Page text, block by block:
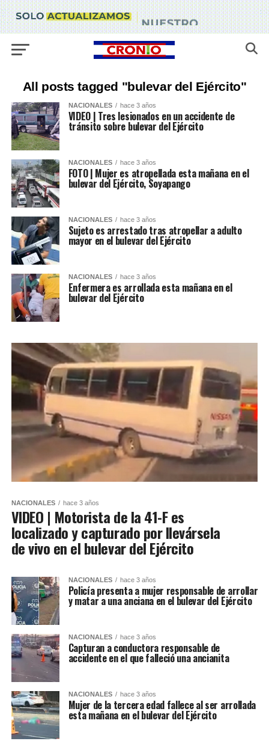
All posts tagged "bulevar del Ejército"
NACIONALES hace 3 años
VIDEO | Tres lesionados en un accidente de
tránsito sobre bulevar del Ejército
NACIONALES hace 3 años
FOTO | Mujer es atropellada esta mañana en el
bulevar del Ejército, Soyapango
NACIONALES hace 3 años
Sujeto es arrestado tras atropellar a adulto
mayor en el bulevar del Ejército
NACIONALES hace 3 años
Enfermera es arrollada esta mañana en el
bulevar del Ejército
NACIONALES hace 3 años
VIDEO | Motorista de la 41-F es
localizado y capturado por llevársela
de vivo en el bulevar del Ejército
NACIONALES hace 3 años
Policía presenta a mujer responsable de arrollar
y matar a una anciana en el bulevar del Ejército
NACIONALES hace 3 años
Capturan a conductora responsable de
accidente en el que falleció una ancianita
NACIONALES hace 3 años
Mujer de la tercera edad fallece al ser arrollada
esta mañana en el bulevar del Ejército